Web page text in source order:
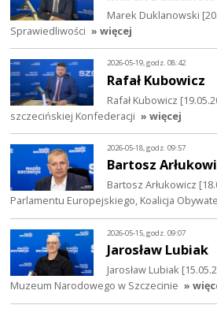
Marek Duklanowski
Sprawiedliwości » więcej
2026-05-19, godz. 08:42
Rafał Kubowicz
Rafał Kubowicz
szczecińskiej Konfederacji » więcej
2026-05-18, godz. 09:57
Bartosz
Bartosz Arłukowicz
Parlamentu Europejskiego, Koalicja
2026-05-15, godz. 09:07
Jarosław Lubiak
Jarosław Lubiak
Muzeum Narodowego w Szczecinie »